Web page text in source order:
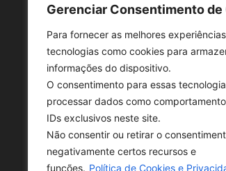
Gerenciar Consentimento de
Para fornecer as melhores
tecnologias como cookies para
informações do dispositivo.
O consentimento para essas
processar dados como
IDs exclusivos neste site.
Não consentir ou retirar o
negativamente certos recursos e
funções. Política de Cookies e